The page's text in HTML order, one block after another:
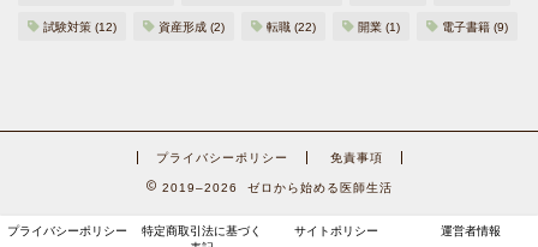
試験対策 (12) 資産形成 (2) 転職 (22) 開業 (1) 電子書籍 (9)
プライバシーポリシー 免責事項
2019–2026 ゼロから始める医師生活
プライバシーポリシー
特定商取引法に基づく
サイトポリシー 運営者情報